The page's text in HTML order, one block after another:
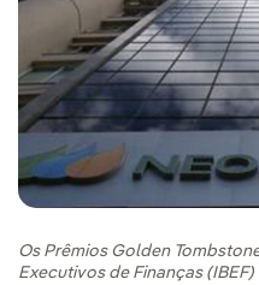
Os Prêmios Golden
Executivos de Finanças